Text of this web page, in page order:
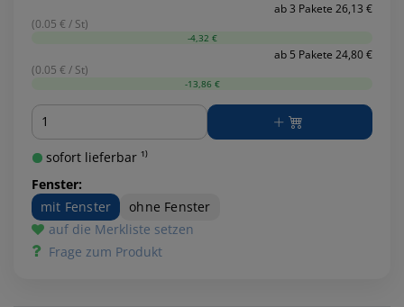
ab 3 Pakete 26,13 €
(0.05 € / St)
-4,32 €
ab 5 Pakete 24,80 €
(0.05 € / St)
-13,86 €
Menge
sofort lieferbar ¹⁾
Fenster:
mit Fenster
ohne Fenster
auf die Merkliste setzen
Frage zum Produkt